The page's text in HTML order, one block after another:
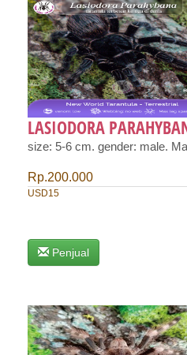
LASIODORA
size: 5-6 cm. gender: male.
Rp.200.000
USD15
Penjual